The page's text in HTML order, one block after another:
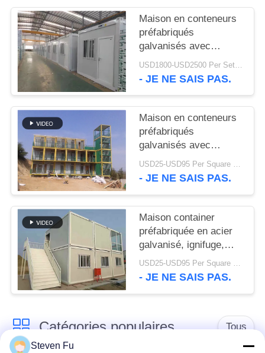
SOLUTION
DE
DÉFAUT
BLOG
SITEMAP
PRIVACY
POLICY
Maison en conteneurs
préfabriqués
galvanisés avec
panneaux en laine de
verre
USD1800-USD2500 Per Set MOQ:1 ensemble
- JE NE SAIS PAS.
Maison en conteneurs
préfabriqués
galvanisés avec
panneaux en laine de
verre
USD25-USD95 Per Square meter MOQ:500 mètres carrés
- JE NE SAIS PAS.
Maison container
préfabriquée en acier
galvanisé, ignifuge,
durée de vie 25 ans
USD25-USD95 Per Square meter MOQ:500 mètres carrés
- JE NE SAIS PAS.
Catégories populaires Tous
Steven Fu